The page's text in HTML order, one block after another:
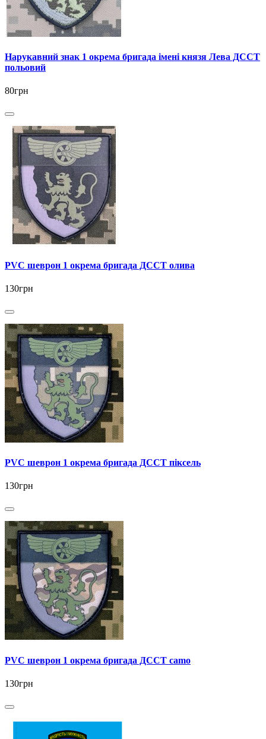
Нарукавний знак 1 окрема бригада імені князя Лева ДССТ
польовий
80грн
PVC шеврон 1 окрема бригада ДССТ олива
130грн
PVC шеврон 1 окрема бригада ДССТ піксель
130грн
PVC шеврон 1 окрема бригада ДССТ camo
130грн